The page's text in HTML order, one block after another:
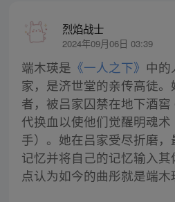
烈焰战士
2024年09月06日 03:39
端木瑛是 《一人之下》 中的
家，是济世堂的亲传高徒
者，被吕家囚禁在地下酒
代换血以使他们觉醒明魂
手）。她在吕家受尽折磨
记忆并将自己的记忆输入
点认为如今的曲彤就是端木